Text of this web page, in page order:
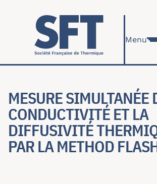
Aller au contenu principal
Menu
MESURE SIMULTANÉE
CONDUCTIVITÉ ET LA
DIFFUSIVITÉ
AR LA METHOD FLASH